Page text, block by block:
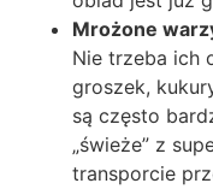
Mrożone
Nie trzeba ich
groszek,
są często
„świeże” z
transporcie